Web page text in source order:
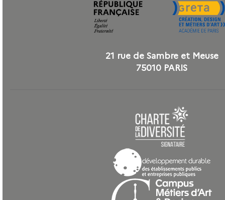
21 rue de Sambre et Meuse
75010 PARIS